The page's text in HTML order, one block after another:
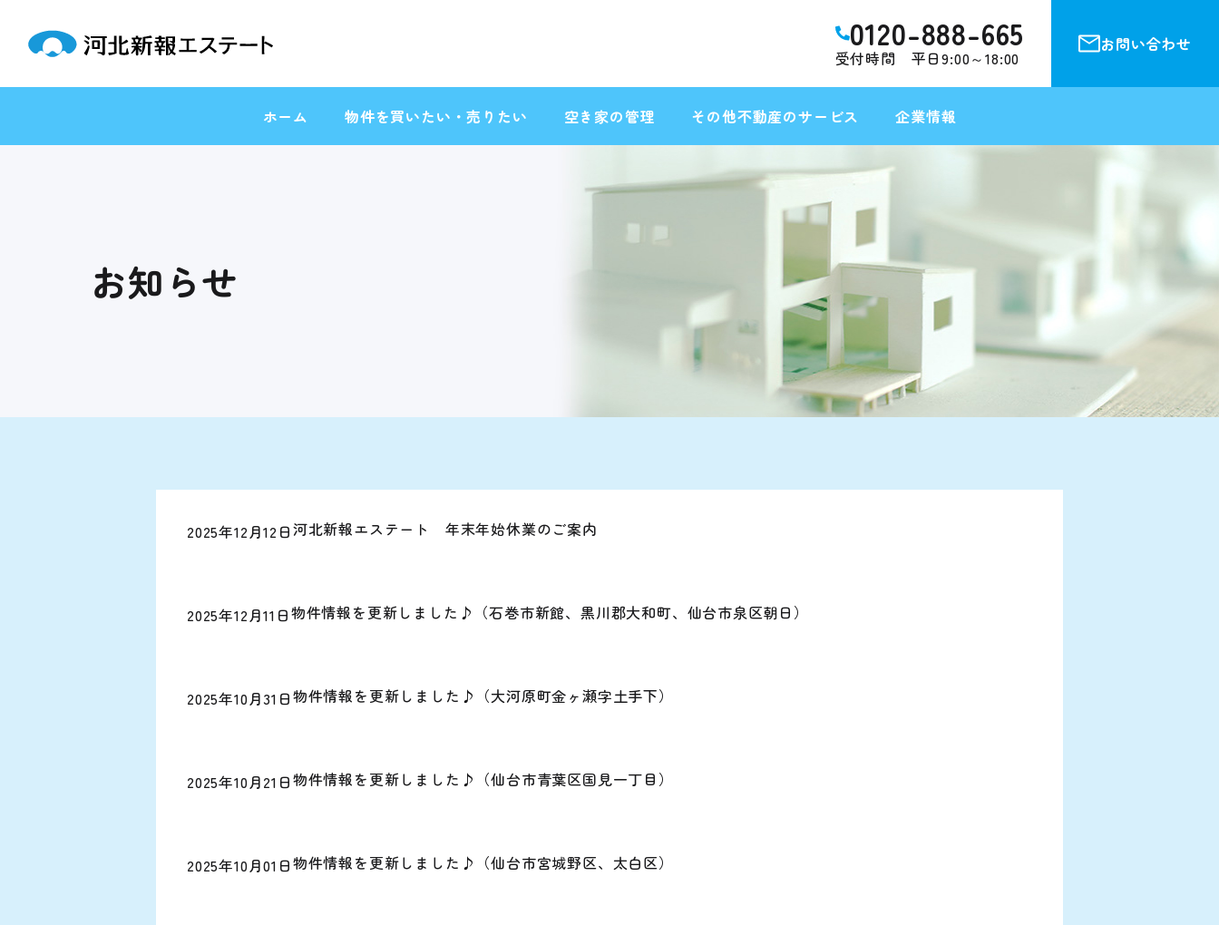
0120-888-665
受付時間 平日9:00～18:00
お問い合わせ
ホーム 物件を買いたい・売りたい 空き家の管理 その他不動産のサービス 企業情報
お知らせ
2025年12月12日河北新報エステート 年末年始休業のご案内
2025年12月11日物件情報を更新しました♪（石巻市新館、黒川郡大和町、仙台市泉区朝日）
2025年10月31日物件情報を更新しました♪（大河原町金ヶ瀬字土手下）
2025年10月21日物件情報を更新しました♪（仙台市青葉区国見一丁目）
2025年10月01日物件情報を更新しました♪（仙台市宮城野区、太白区）